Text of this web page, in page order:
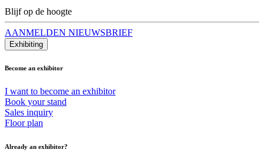
Blijf op de hoogte
AANMELDEN NIEUWSBRIEF
Exhibiting
Become an exhibitor
I want to become an exhibitor
Book your stand
Sales inquiry
Floor plan
Already an exhibitor?